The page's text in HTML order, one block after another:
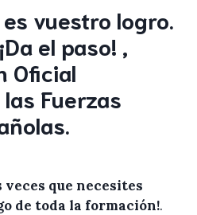
vuestro logro.
el paso! ,
Oficial
Fuerzas
veces que necesites
de toda la formación!.